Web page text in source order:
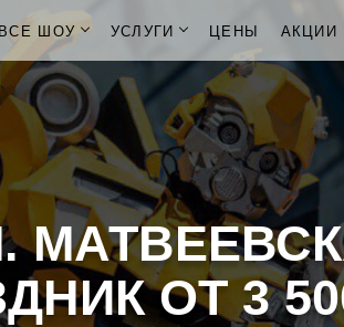
ВСЕ ШОУ УСЛУГИ ЦЕНЫ АКЦИИ
ОТ 3